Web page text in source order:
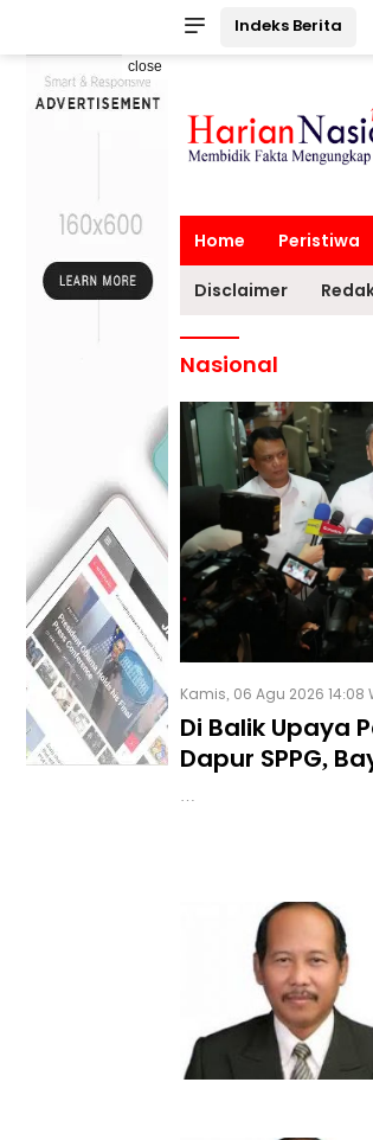
Indeks Berita
close
Home Peristiwa
Disclaimer
Nasional
Kamis, 06 Agu 2026 14:08
Di Balik Upaya
Dapur SPPG,
…